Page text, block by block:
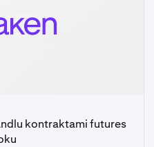
kontraktami futures